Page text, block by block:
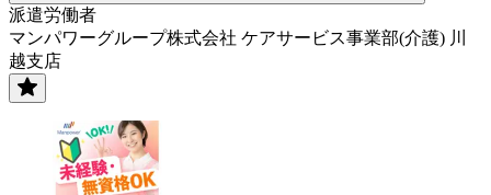
派遣労働者
マンパワーグループ株式会社 ケアサービス事業部(介護) 川
越支店